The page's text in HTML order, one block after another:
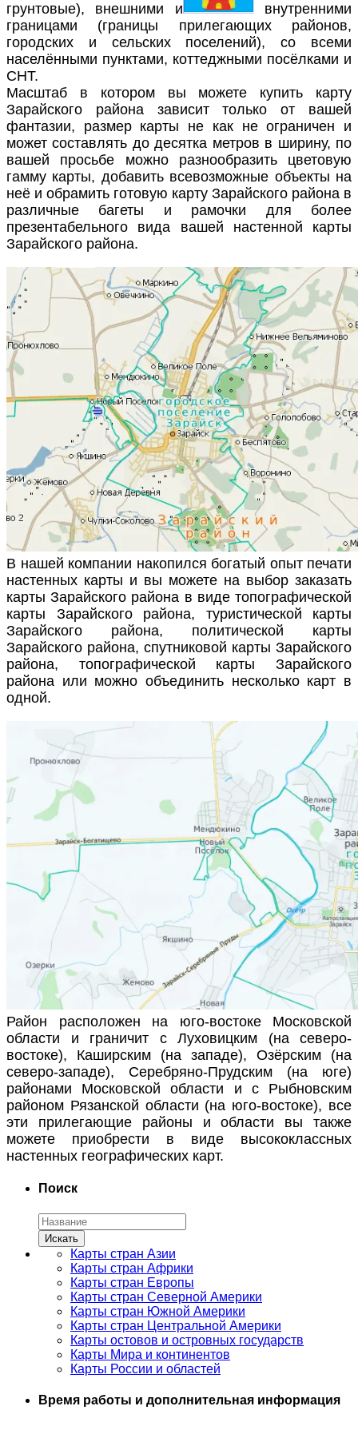
грунтовые), внешними и
внутренними
границами (границы прилегающих районов,
городских и сельских поселений), со всеми
населёнными пунктами, коттеджными посёлками и
СНТ.
Масштаб в котором вы можете купить карту
Зарайского района зависит только от вашей
фантазии, размер карты не как не ограничен и
может составлять до десятка метров в ширину, по
вашей просьбе можно разнообразить цветовую
гамму карты, добавить всевозможные объекты на
неё и обрамить готовую карту Зарайского района в
различные багеты и рамочки для более
презентабельного вида вашей настенной карты
Зарайского района.
В нашей компании накопился богатый опыт печати
настенных карты и вы можете на выбор заказать
карты Зарайского района в виде топографической
карты Зарайского района, туристической карты
Зарайского района, политической карты
Зарайского района, спутниковой карты Зарайского
района, топографической карты Зарайского
района или можно объединить несколько карт в
одной.
Район расположен на юго-востоке Московской
области и граничит с Луховицким (на северо-
востоке), Каширским (на западе), Озёрским (на
северо-западе), Серебряно-Прудским (на юге)
районами Московской области и с Рыбновским
районом Рязанской области (на юго-востоке), все
эти прилегающие районы и области вы также
можете приобрести в виде высококлассных
настенных географических карт.
Поиск
Карты стран Азии
Карты стран Африки
Карты стран Европы
Карты стран Северной Америки
Карты стран Южной Америки
Карты стран Центральной Америки
Карты остовов и островных государств
Карты Мира и континентов
Карты России и областей
Время работы и дополнительная информация